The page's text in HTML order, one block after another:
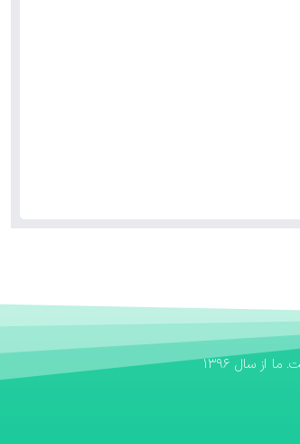
اگر به دنبال یک بانک کتاب مطمئن برای تهیه منابع آموزشی خود هستید، بانک کتاب آوا سریع‌ترین مسیر برای خرید کتاب کمک درسی و خرید کتاب درسی با تخفیف ویژه است. ما از سال ۱۳۹۶